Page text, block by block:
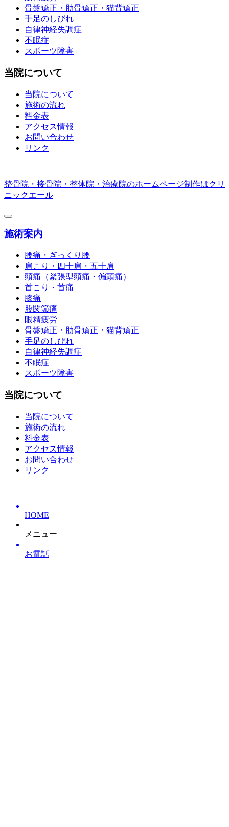
骨盤矯正・肋骨矯正・猫背矯正
手足のしびれ
自律神経失調症
不眠症
スポーツ障害
当院について
当院について
施術の流れ
料金表
アクセス情報
お問い合わせ
リンク
整骨院・接骨院・整体院・治療院のホームページ制作はクリ
ニックエール
施術案内
腰痛・ぎっくり腰
肩こり・四十肩・五十肩
頭痛（緊張型頭痛・偏頭痛）
首こり・首痛
膝痛
股関節痛
眼精疲労
骨盤矯正・肋骨矯正・猫背矯正
手足のしびれ
自律神経失調症
不眠症
スポーツ障害
当院について
当院について
施術の流れ
料金表
アクセス情報
お問い合わせ
リンク
HOME
メニュー
お電話